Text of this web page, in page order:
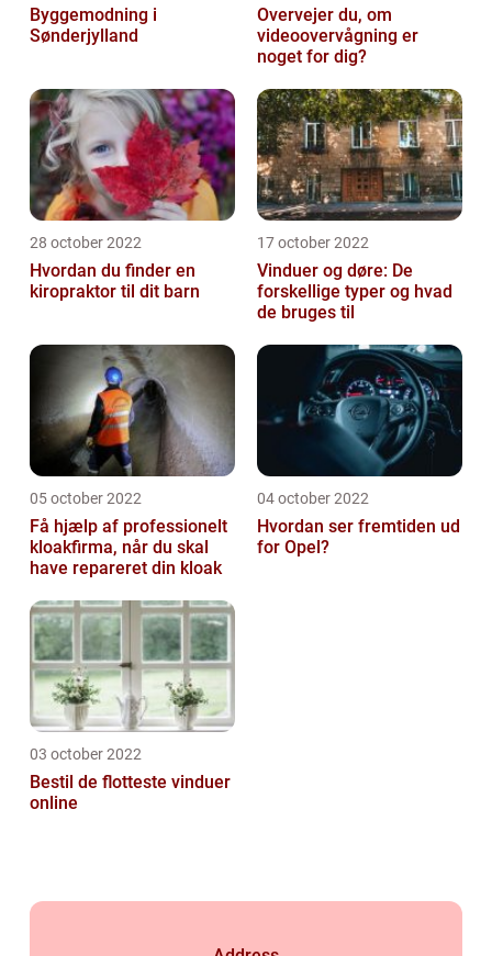
Byggemodning i
Sønderjylland
Overvejer du, om
videoovervågning er
noget for dig?
28 october 2022
Hvordan du finder en
kiropraktor til dit barn
17 october 2022
Vinduer og døre: De
forskellige typer og hvad
de bruges til
05 october 2022
Få hjælp af professionelt
kloakfirma, når du skal
have repareret din kloak
04 october 2022
Hvordan ser fremtiden ud
for Opel?
03 october 2022
Bestil de flotteste vinduer
online